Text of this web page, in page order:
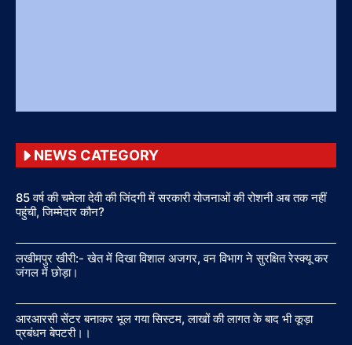
NEWS CATEGORY
85 वर्ष की चमेला देवी की जिंदगी में सरकारी योजनाओं की रोशनी अब तक नहीं
पहुंची, जिम्मेदार कौन?
लखीमपुर खीरी:- खेत में दिखा विशाल अजगर, वन विभाग ने सुरक्षित रेस्क्यू कर
जंगल में छोड़ा।
आरआरसी सेंटर बनाकर भूल गया सिस्टम, लाखों की लागत के बाद भी कूड़ा
प्रबंधन बेपटरी।।